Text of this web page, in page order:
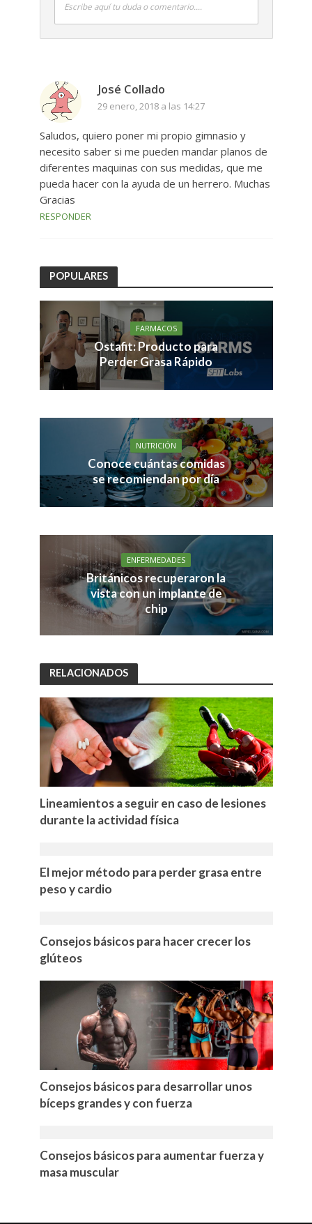
Escribe aquí tu duda o comentario....
José Collado
29 enero, 2018 a las 14:27
Saludos, quiero poner mi propio gimnasio y
necesito saber si me pueden mandar planos de
diferentes maquinas con sus medidas, que me
pueda hacer con la ayuda de un herrero. Muchas
Gracias
RESPONDER
POPULARES
FARMACOS
Ostafit: Producto para
Perder Grasa Rápido
NUTRICIÓN
Conoce cuántas comidas
se recomiendan por día
ENFERMEDADES
Británicos recuperaron la
vista con un implante de
chip
RELACIONADOS
Lineamientos a seguir en caso de lesiones
durante la actividad física
El mejor método para perder grasa entre
peso y cardio
Consejos básicos para hacer crecer los
glúteos
Consejos básicos para desarrollar unos
bíceps grandes y con fuerza
Consejos básicos para aumentar fuerza y
masa muscular